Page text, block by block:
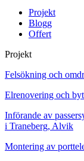
Projekt
Blogg
Offert
Projekt
Felsökning och
Elrenovering och
Införande av
i Traneberg, Alvik
Montering av